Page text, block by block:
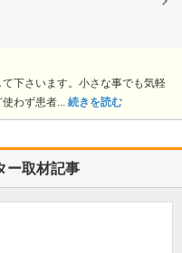
下さいます。小さな事でも気軽
わず患者... 続きを読む
ー取材記事